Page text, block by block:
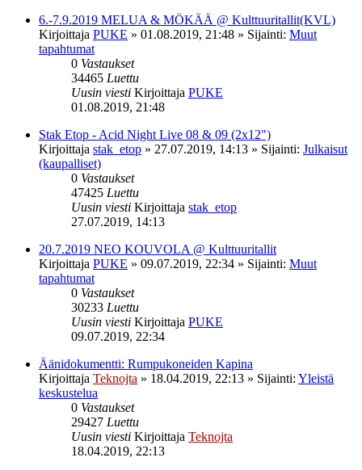
6.-7.9.2019 MELUA & MÖKÄÄ @ Kulttuuritallit(KVL)
Kirjoittaja PUKE » 01.08.2019, 21:48 » Sijainti: Muut
tapahtumat
0 Vastaukset
34465 Luettu
Uusin viesti Kirjoittaja PUKE
01.08.2019, 21:48
Stak Etop - Acid Night Live 08 & 09 (2x12")
Kirjoittaja stak_etop » 27.07.2019, 14:13 » Sijainti: Julkaisut
(kaupalliset)
0 Vastaukset
47425 Luettu
Uusin viesti Kirjoittaja stak_etop
27.07.2019, 14:13
20.7.2019 NEO KOUVOLA @ Kulttuuritallit
Kirjoittaja PUKE » 09.07.2019, 22:34 » Sijainti: Muut
tapahtumat
0 Vastaukset
30233 Luettu
Uusin viesti Kirjoittaja PUKE
09.07.2019, 22:34
Äänidokumentti: Rumpukoneiden Kapina
Kirjoittaja Teknojta » 18.04.2019, 22:13 » Sijainti: Yleistä
keskustelua
0 Vastaukset
29427 Luettu
Uusin viesti Kirjoittaja Teknojta
18.04.2019, 22:13